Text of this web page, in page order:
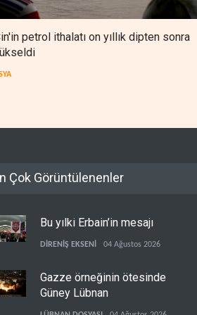
petrol üretimini rekor
çıkardı
DÜNYASI 07 Ağustos 2026 BATI YARIM
petrol ithalatı on yıllık dipten sonra
Çok Görüntülenenler
Bu yılki Erbain’in mesajı
DİRENİŞ EKSENİ 04 Ağustos 2026
Gazze örneğinin ötesinde
Güney Lübnan